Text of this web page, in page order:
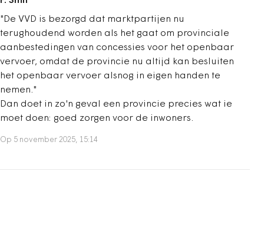
"De VVD is bezorgd dat marktpartijen nu
terughoudend worden als het gaat om provinciale
aanbestedingen van concessies voor het openbaar
vervoer, omdat de provincie nu altijd kan besluiten
het openbaar vervoer alsnog in eigen handen te
nemen."
Dan doet in zo'n geval een provincie precies wat ie
moet doen: goed zorgen voor de inwoners.
Op 5 november 2025, 15:14